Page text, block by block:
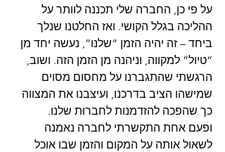
על פי כן, החברה שלי תכננה לוותר על
ההליכה בגלל הקושי. ואז החלטנו שנלך
ביחד – זה יהיה הזמן “שלנו”, נעשה יחד מן
“טיול” למקווה, וניהנה מן הזמן הזה. ושוב,
הרגשתי שהתגברנו על מחסום מסוים
שמישהו הציב בדרכנו, ועיצבנו את המצווה
כך שהפכה להזדמנות לחברוּת שלנו.
ופעם אחת התקשרתי לחברה נאמנה
לשאול אותה על המקום והזמן שבו אוכל